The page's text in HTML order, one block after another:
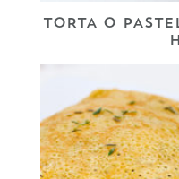
TORTA O